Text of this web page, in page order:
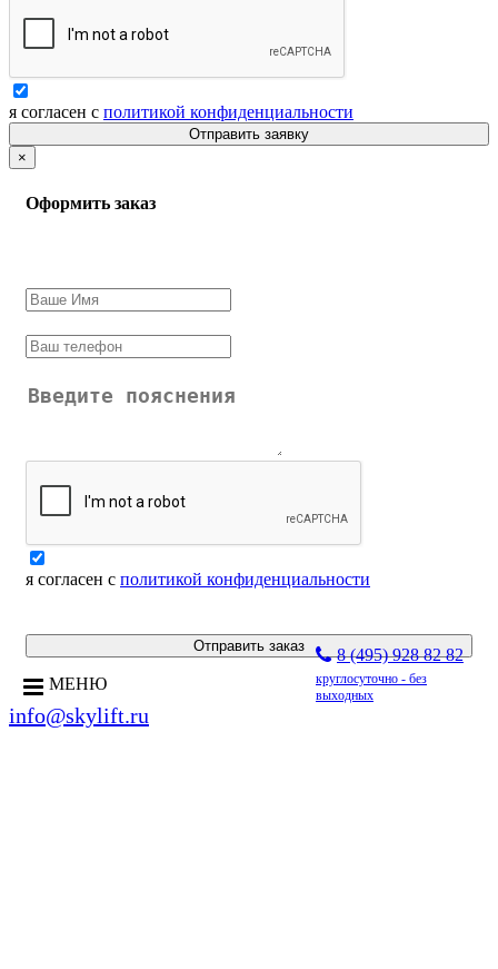
МЕНЮ
8 (495) 928 82 82
круглосуточно - без
выходных
info@skylift.ru
я согласен с политикой конфиденциальности
Отправить заявку
×
Оформить заказ
я согласен с политикой конфиденциальности
Отправить заказ